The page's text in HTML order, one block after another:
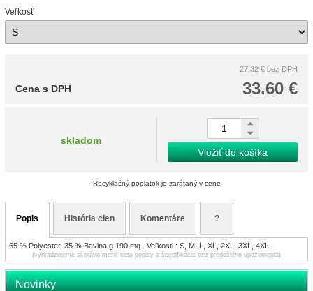
Veľkosť
27.32 € bez DPH
33.60 €
Cena s DPH
skladom
Vložiť do košíka
Recyklačný poplatok je zarátaný v cene
Popis História cien Komentáre ?
65 % Polyester, 35 % Bavlna g 190 mq . Veľkosti : S, M, L, XL, 2XL, 3XL, 4XL
(vyhradzujeme si právo meniť tieto popisy a špecifikácie bez predošlého upozornenia)
Novinky